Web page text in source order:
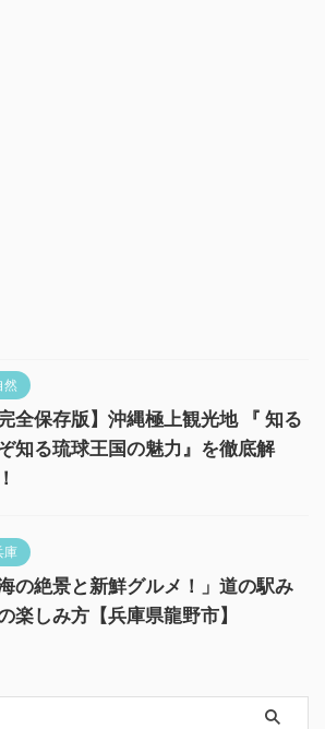
然
完全保存版】沖縄極上観光地 『 知る
知る琉球王国の魅力』を徹底解
庫
海の絶景と新鮮グルメ！」道の駅み
楽しみ方【兵庫県龍野市】